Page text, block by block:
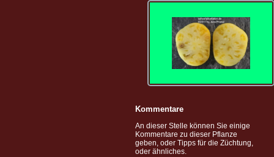
Kommentare
An dieser Stelle können Sie einige
Kommentare zu dieser Pflanze
geben, oder Tipps für die Züchtung,
oder ähnliches.